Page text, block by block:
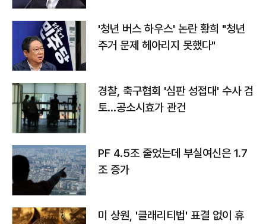
'청년 버스 하우스' 논란 황희 "청년
주거 문제 헤아리지 못했다"
경찰, 축구협회 '심판 성접대' 수사 검
토…공소시효가 관건
PF 4.5조 줄었는데 부실여신은 1.7
조 증가
미 상원, '클래리티법' 표결 없이 휴